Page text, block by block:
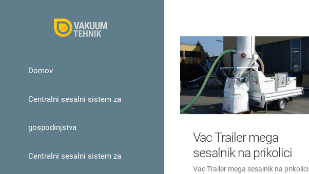
Domov
Centralni sesalni sistem za
gospodinjstva
Centralni sesalni sistem za
Vac Trailer mega
sesalnik na prikolici
Vac Trailer mega sesalnik na prikolici